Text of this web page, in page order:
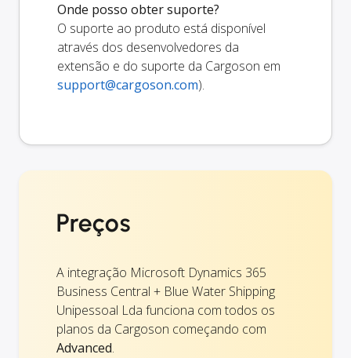
Onde posso obter suporte?
O suporte ao produto está disponível
através dos desenvolvedores da
extensão e do suporte da Cargoson em
support@cargoson.com).
Preços
A integração Microsoft Dynamics 365
Business Central + Blue Water Shipping
Unipessoal Lda funciona com todos os
planos da Cargoson começando com
Advanced.